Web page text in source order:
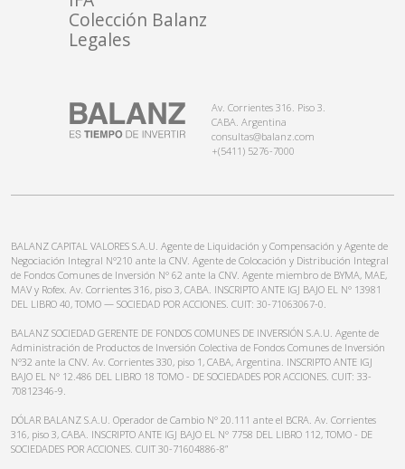
Av. Corrientes 316. Piso 3.
CABA. Argentina
consultas@balanz.com
+(5411) 5276-7000
Colección Balanz
Legales
BALANZ CAPITAL VALORES S.A.U. Agente de Liquidación y Compensación y Agente de
Negociación Integral N°210 ante la CNV. Agente de Colocación y Distribución Integral
de Fondos Comunes de Inversión N° 62 ante la CNV. Agente miembro de BYMA, MAE,
MAV y Rofex. Av. Corrientes 316, piso 3, CABA. INSCRIPTO ANTE IGJ BAJO EL N° 13981
DEL LIBRO 40, TOMO — SOCIEDAD POR ACCIONES. CUIT: 30-71063067-0.
BALANZ SOCIEDAD GERENTE DE FONDOS COMUNES DE INVERSIÓN S.A.U. Agente de
Administración de Productos de Inversión Colectiva de Fondos Comunes de Inversión
N°32 ante la CNV. Av. Corrientes 330, piso 1, CABA, Argentina. INSCRIPTO ANTE IGJ
BAJO EL N° 12.486 DEL LIBRO 18 TOMO - DE SOCIEDADES POR ACCIONES. CUIT: 33-
70812346-9.
DÓLAR BALANZ S.A.U. Operador de Cambio N° 20.111 ante el BCRA. Av. Corrientes
316, piso 3, CABA. INSCRIPTO ANTE IGJ BAJO EL N° 7758 DEL LIBRO 112, TOMO - DE
SOCIEDADES POR ACCIONES. CUIT 30-71604886-8”